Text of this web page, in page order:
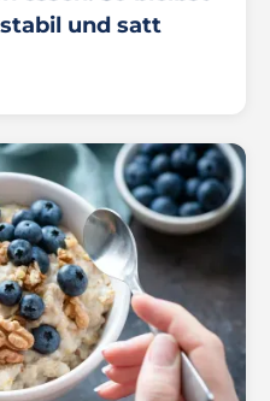
und satt